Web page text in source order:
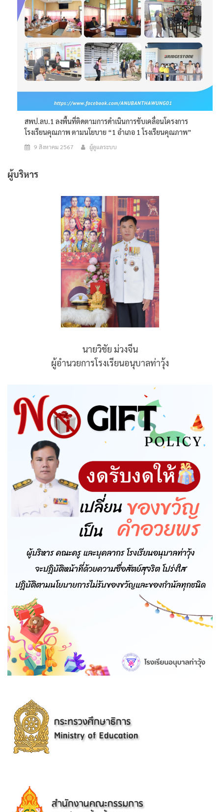
สพป.ลบ.1 ลงพื้นที่ติดตามการดำเนินการขับเคลื่อนโครงการ
โรงเรียนคุณภาพ ตามนโยบาย “1 อำเภอ 1 โรงเรียนคุณภาพ”
9 สิงหาคม 2567 ผู้ดูแลระบบ
ผู้บริหาร
นายวิชัย ม่วงจีน
ผู้อำนวยการโรงเรียนอนุบาลท่าวุ้ง